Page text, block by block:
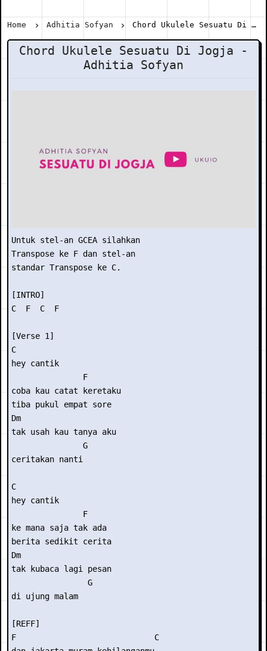
Home Adhitia Sofyan Chord Ukulele Sesuatu Di Jogja - Adhitia Sofyan
Chord Ukulele Sesuatu Di Jogja -
Adhitia Sofyan
Untuk stel-an GCEA silahkan
Transpose ke F dan stel-an
standar Transpose ke C.
[INTRO]
C  F  C  F
[Verse 1]
C
hey cantik
               F
coba kau catat keretaku
tiba pukul empat sore
Dm
tak usah kau tanya aku
               G
ceritakan nanti
C
hey cantik
               F
ke mana saja tak ada
berita sedikit cerita
Dm
tak kubaca lagi pesan
                G
di ujung malam
[REFF]
F                             C